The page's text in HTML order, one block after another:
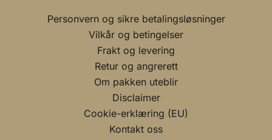
Personvern og sikre betalingsløsninger
Vilkår og betingelser
Frakt og levering
Retur og angrerett
Om pakken uteblir
Disclaimer
Cookie-erklæring (EU)
Kontakt oss